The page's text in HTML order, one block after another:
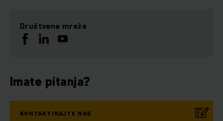
Društvene mreže
Imate pitanja?
KONTAKTIRAJTE NAS